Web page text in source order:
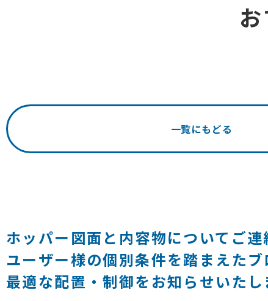
一覧にもどる
ホッパー図面と内容物についてご連
ユーザー様の個別条件を踏まえた
最適な配置・制御をお知らせいたし